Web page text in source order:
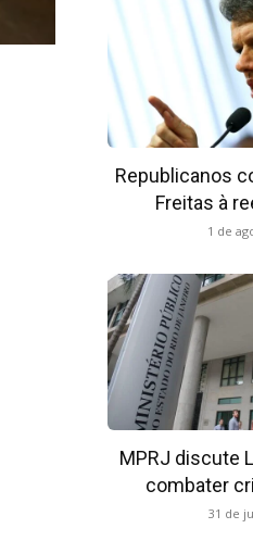
Republicanos
Freitas à
1 de
MPRJ discute
combater
31 de